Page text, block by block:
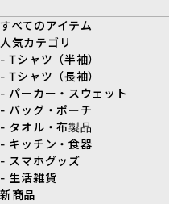
すべてのアイテム
人気カテゴリ
- Tシャツ（半袖）
- Tシャツ（長袖）
- パーカー・スウェット
- バッグ・ポーチ
- タオル・布製品
- キッチン・食器
- スマホグッズ
- 生活雑貨
新商品